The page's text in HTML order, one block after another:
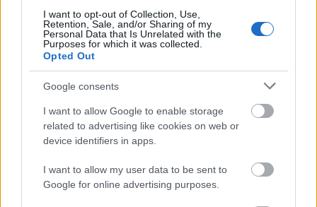
I want to opt-out of Collection, Use,
Retention, Sale, and/or Sharing of my
Personal Data that Is Unrelated with the
Purposes for which it was collected.
Opted Out
Google consents
I want to allow Google to enable storage
related to advertising like cookies on web or
device identifiers in apps.
I want to allow my user data to be sent to
Google for online advertising purposes.
μετακίνηση εκτός νομούθα γίνει κανονικά,
την ακρίβεια χωρίς κάποια αλλαγή στα ισχύοντα
μέτρα σύμφωνα με τα οποία τουλάχιστον όσον
αφορά στο ταξίδι με το αυτοκίνητο δεν θα υπάρξει
κάποιος περιορισμός (όπως ισχύει και τώρα)πέρα
τον αριθμό των ατόμων που το όριο παραμένει στα
4 άτομα.